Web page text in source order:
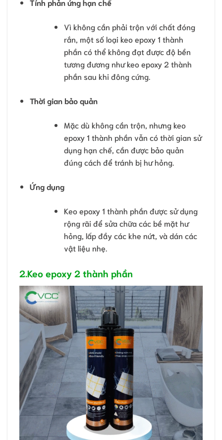
Tính phản ứng hạn chế
Vì không cần phải trộn với chất đóng
rắn, một số loại keo epoxy 1 thành
phần có thể không đạt được độ bền
tương đương như keo epoxy 2 thành
phần sau khi đông cứng.
Thời gian bảo quản
Mặc dù không cần trộn, nhưng keo
epoxy 1 thành phần vẫn có thời gian sử
dụng hạn chế, cần được bảo quản
đúng cách để tránh bị hư hỏng.
Ứng dụng
Keo epoxy 1 thành phần được sử dụng
rộng rãi để sửa chữa các bề mặt hư
hỏng, lấp đầy các khe nứt, và dán các
vật liệu nhẹ.
2.Keo epoxy 2 thành phần